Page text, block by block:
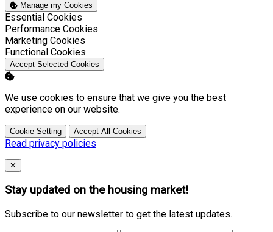
Manage my Cookies
Enable
Essential Cookies
Enable
Performance Cookies
Enable
Marketing Cookies
Enable
Functional Cookies
Accept Selected Cookies
We use cookies to ensure that we give you the best
experience on our website.
Cookie Setting Accept All Cookies
Read privacy policies
Close
✕
Stay updated on the housing market!
Subscribe to our newsletter to get the latest updates.